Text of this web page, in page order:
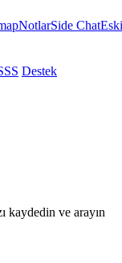
NotlarSide Chat
Destek
kaydedin ve arayın